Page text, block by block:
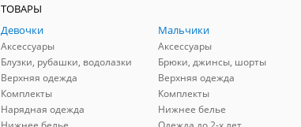
ТОВАРЫ
Девочки
Аксессуары
Блузки, рубашки, водолазки
Верхняя одежда
Комплекты
Нарядная одежда
Мальчики
Аксессуары
Брюки, джинсы, шорты
Верхняя одежда
Комплекты
Нижнее белье